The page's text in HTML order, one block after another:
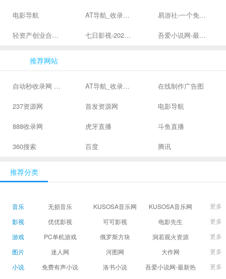
电影导航 AT导航_收录网_免费收录网站_自动收录网_秒收录 易游社-一个免费二次元游戏分享社区
轻资产创业合集、私域引流服务、抖音有效粉丝 七日影视-2024全网高清电影大全-最新最全最好看的电影电视剧网站 - 七日影视 吾爱小说网-最新热门免费小说阅读
推荐网站
自动秒收录网 - 自动秒收录-网站收录-收录网站-网址收录-秒收录 AT导航_收录网_免费收录网站_自动收录网_秒收录 在线制作广告图
237资源网 首发资源网 电影导航
888收录网 虎牙直播 斗鱼直播
360搜索 百度 腾讯
推荐分类
音乐 无损音乐 KUSOSA音乐网 KUSOSA音乐网
更多
影视
优优影视 可可影视 电影先生
更多
游戏
PC单机游戏 俄罗斯方块 洞若观火资源
更多
图片
迷人网 河图网 大作网
更多
小说
免费有声小说 洛书小说
吾爱小说网-最新热
更多